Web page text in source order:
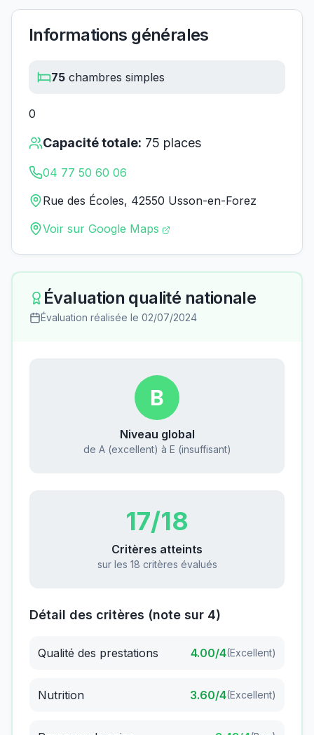
Informations générales
75 chambres simples
0
Capacité totale: 75 places
04 77 50 60 06
Rue des Écoles, 42550 Usson-en-Forez
Voir sur Google Maps
Évaluation qualité nationale
Évaluation réalisée le 02/07/2024
B
Niveau global
de A (excellent) à E (insuffisant)
17/18
Critères atteints
sur les 18 critères évalués
Détail des critères (note sur 4)
Qualité des prestations 4.00/4(Excellent)
Nutrition 3.60/4(Excellent)